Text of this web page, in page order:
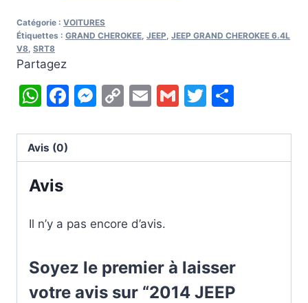
JEEP
GRAND
CHEROKEE
6.4L
V8
Catégorie : VOITURES
Étiquettes : GRAND CHEROKEE, JEEP, JEEP GRAND CHEROKEE 6.4L
V8, SRT8
Partagez
WhatsApp
Facebook
Messenger
CopyEmailGmailTwitter
Avis (0)
Avis
Il n’y a pas encore d’avis.
Soyez le premier à laisser
votre avis sur “2014 JEEP